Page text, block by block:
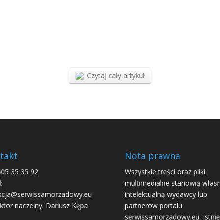
Czytaj cały artykuł
35 35 92
naczelny: Dariusz Kępa
Nota prawna
Wszystkie treści oraz pliki
multimedialne stanowią
intelektualną wydawcy lub
partnerów portalu
serwissamorzadowy.eu.